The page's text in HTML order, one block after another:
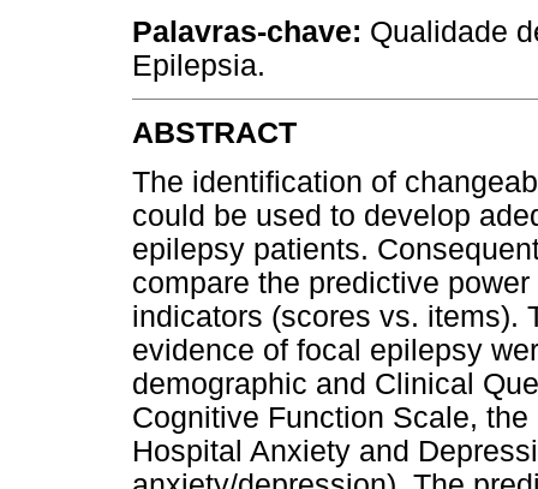
Palavras-chave: Qualidade
Epilepsia.
ABSTRACT
The identification of
could be used to develop
epilepsy patients.
compare the predictive
indicators (scores vs. items).
evidence of focal epilepsy
demographic and Clinical
Cognitive Function Scale,
Hospital Anxiety and